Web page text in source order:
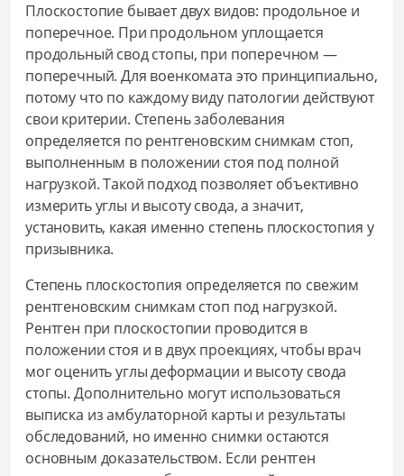
Плоскостопие бывает двух видов: продольное и
поперечное. При продольном уплощается
продольный свод стопы, при поперечном —
поперечный. Для военкомата это принципиально,
потому что по каждому виду патологии действуют
свои критерии. Степень заболевания
определяется по рентгеновским снимкам стоп,
выполненным в положении стоя под полной
нагрузкой. Такой подход позволяет объективно
измерить углы и высоту свода, а значит,
установить, какая именно степень плоскостопия у
призывника.
Степень плоскостопия определяется по свежим
рентгеновским снимкам стоп под нагрузкой.
Рентген при плоскостопии проводится в
положении стоя и в двух проекциях, чтобы врач
мог оценить углы деформации и высоту свода
стопы. Дополнительно могут использоваться
выписка из амбулаторной карты и результаты
обследований, но именно снимки остаются
основным доказательством. Если рентген